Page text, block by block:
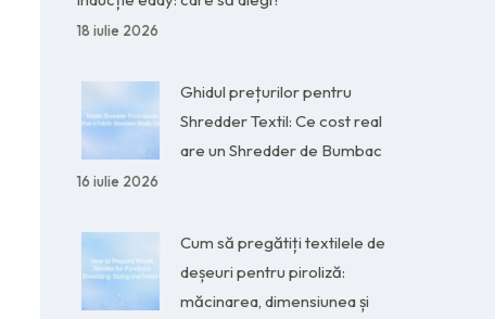
18 iulie 2026
Ghidul prețurilor pentru
Shredder Textil: Ce cost real
are un Shredder de Bumbac
16 iulie 2026
Cum să pregătiți textilele de
deșeuri pentru piroliză:
măcinarea, dimensiunea și